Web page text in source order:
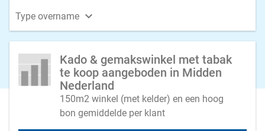
Type overname 
Kado & gemakswinkel met tabak
te koop aangeboden in Midden
Nederland
150m2 winkel (met kelder) en een hoog
bon gemiddelde per klant